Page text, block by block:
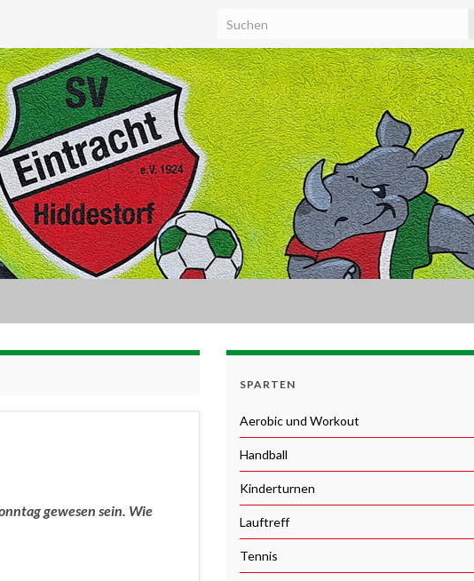
gewesen sein. Wie
SPARTEN
Aerobic und Workout
Handball
Kinderturnen
Lauftreff
Tennis